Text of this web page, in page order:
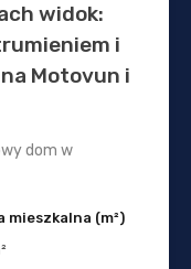
widok:
i
Motovun i
dom w
mieszkalna (m²)